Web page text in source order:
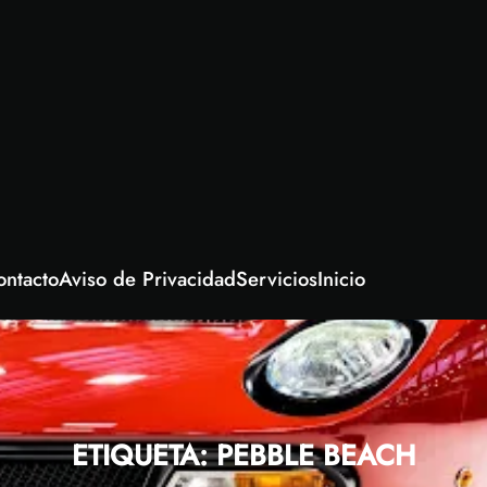
Aviso de PrivacidadServiciosInicio
ETIQUETA:PEBBLE BEACH